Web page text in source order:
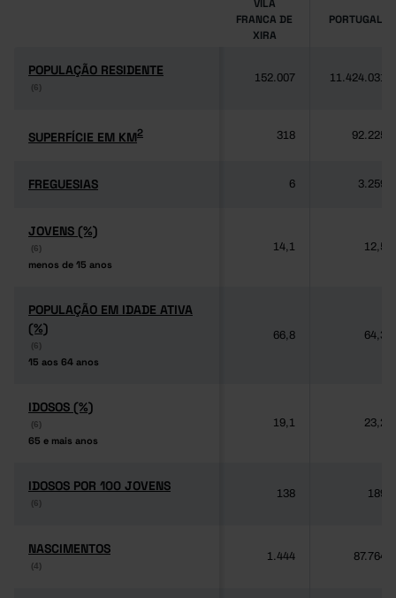
VILA
FRANCA DE
XIRA
PORTUGAL
POPULAÇÃO RESIDENTE
(6)
POPULAÇÃO RESIDENTE
(6)
152.007 11.424.031
SUPERFÍCIE EM KM2
SUPERFÍCIE EM KM2 318 92.225
FREGUESIAS
FREGUESIAS 6 3.259
JOVENS (%)
(6)
menos de 15 anos
JOVENS (%)
(6)
menos de 15 anos
14,1 12,5
POPULAÇÃO EM IDADE ATIVA
(%)
(6)
15 aos 64 anos
POPULAÇÃO EM IDADE ATIVA
(%)
(6)
15 aos 64 anos
66,8 64,3
IDOSOS (%)
(6)
65 e mais anos
IDOSOS (%)
(6)
65 e mais anos
19,1 23,2
IDOSOS POR 100 JOVENS
(6)
IDOSOS POR 100 JOVENS
(6)
138 189
NASCIMENTOS
(4)
NASCIMENTOS
(4)
1.444 87.764